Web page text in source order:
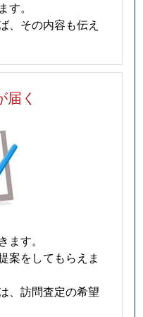
。
、その内容も伝え
届く
す。
案をしてもらえま
、訪問査定の希望